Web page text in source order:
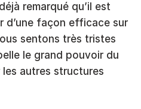
remarqué qu’il est
façon efficace sur
sentons très tristes
le grand pouvoir du
autres structures